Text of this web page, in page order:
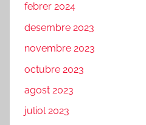
febrer 2024
desembre 2023
novembre 2023
octubre 2023
agost 2023
juliol 2023